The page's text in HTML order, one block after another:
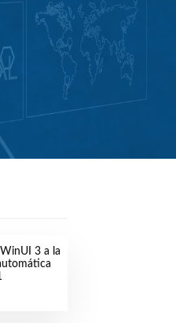
3 a la